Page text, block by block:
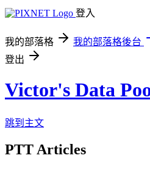
登入
我的部落格 我的部落格後台
登出
Victor's Data
跳到主文
PTT Articles